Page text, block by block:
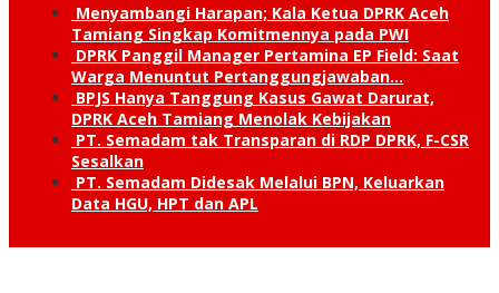
Menyambangi Harapan; Kala Ketua DPRK Aceh
Tamiang Singkap Komitmennya pada PWI
DPRK Panggil Manager Pertamina EP Field: Saat
Warga Menuntut Pertanggung­jawaban…
BPJS Hanya Tanggung Kasus Gawat Darurat,
DPRK Aceh Tamiang Menolak Kebijakan
PT. Semadam tak Transparan di RDP DPRK, F-CSR
Sesalkan
PT. Semadam Didesak Melalui BPN, Keluarkan
Data HGU, HPT dan APL